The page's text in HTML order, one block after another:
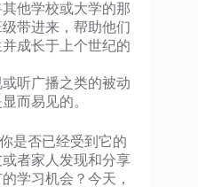
他学校或大学的那
带进来，帮助他们
成长于上个世纪的
听广播之类的被动
而易见的。
是否已经受到它的
者家人发现和分享
学习机会？今天，